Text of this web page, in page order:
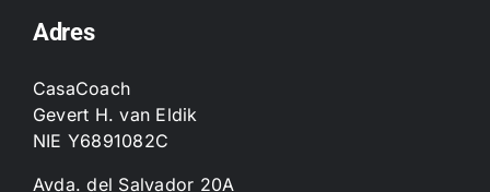
Adres
CasaCoach
Gevert H. van Eldik
NIE Y6891082C
Avda. del Salvador 20A